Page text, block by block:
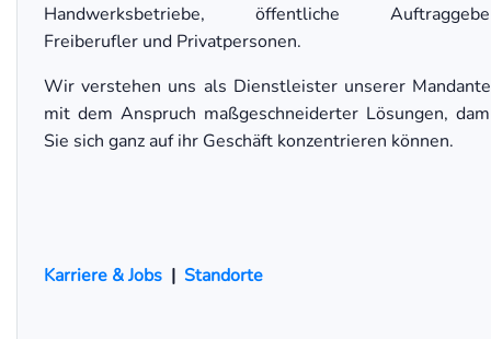
Handwerksbetriebe, öffentliche
Freiberufler und Privatpersonen.
Wir verstehen uns als Dienstleister unserer
mit dem Anspruch maßgeschneiderter Lösungen,
Sie sich ganz auf ihr Geschäft konzentrieren können.
Karriere & Jobs | Standorte